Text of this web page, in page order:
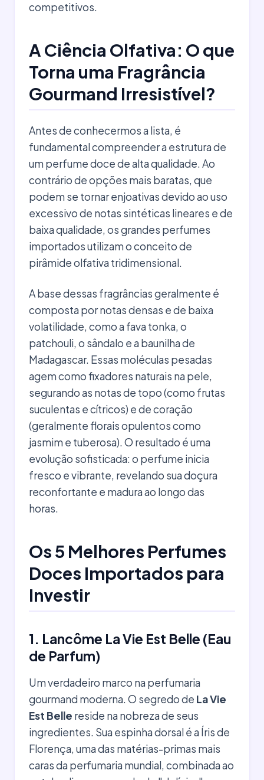
competitivos.
A Ciência Olfativa: O que
Torna uma Fragrância
Gourmand Irresistível?
Antes de conhecermos a lista, é
fundamental compreender a estrutura de
um perfume doce de alta qualidade. Ao
contrário de opções mais baratas, que
podem se tornar enjoativas devido ao uso
excessivo de notas sintéticas lineares e de
baixa qualidade, os grandes perfumes
importados utilizam o conceito de
pirâmide olfativa tridimensional.
A base dessas fragrâncias geralmente é
composta por notas densas e de baixa
volatilidade, como a fava tonka, o
patchouli, o sândalo e a baunilha de
Madagascar. Essas moléculas pesadas
agem como fixadores naturais na pele,
segurando as notas de topo (como frutas
suculentas e cítricos) e de coração
(geralmente florais opulentos como
jasmim e tuberosa). O resultado é uma
evolução sofisticada: o perfume inicia
fresco e vibrante, revelando sua doçura
reconfortante e madura ao longo das
horas.
Os 5 Melhores Perfumes
Doces Importados para
Investir
1. Lancôme La Vie Est Belle (Eau
de Parfum)
Um verdadeiro marco na perfumaria
gourmand moderna. O segredo de La Vie
Est Belle reside na nobreza de seus
ingredientes. Sua espinha dorsal é a Íris de
Florença, uma das matérias-primas mais
caras da perfumaria mundial, combinada ao